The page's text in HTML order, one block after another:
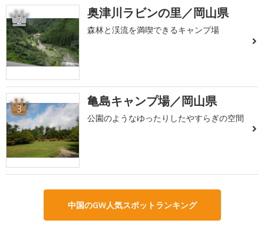
2 奥津川ラビンの里／岡山県
森林と渓流を満喫できるキャンプ場
3 亀島キャンプ場／岡山県
公園のようなゆったりしたやすらぎの空間
中国のGW人気スポットランキング